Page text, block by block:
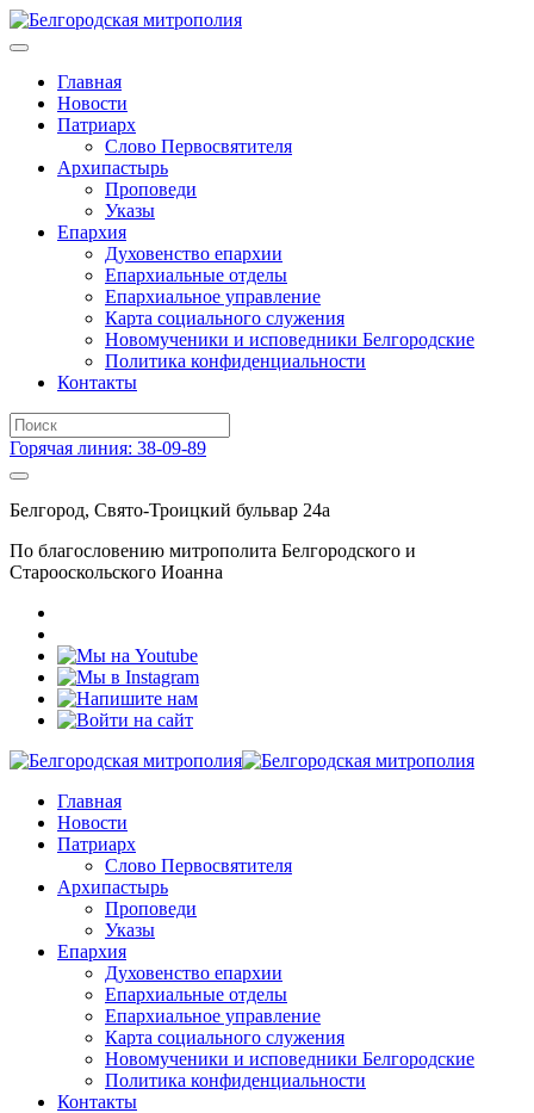
Главная
Новости
Патриарх
Слово Первосвятителя
Архипастырь
Проповеди
Указы
Епархия
Духовенство епархии
Епархиальные отделы
Епархиальное управление
Карта социального служения
Новомученики и исповедники Белгородские
Политика конфиденциальности
Контакты
Горячая линия: 38-09-89
Белгород, Свято-Троицкий бульвар 24а
По благословению митрополита Белгородского и
Старооскольского Иоанна
Главная
Новости
Патриарх
Слово Первосвятителя
Архипастырь
Проповеди
Указы
Епархия
Духовенство епархии
Епархиальные отделы
Епархиальное управление
Карта социального служения
Новомученики и исповедники Белгородские
Политика конфиденциальности
Контакты